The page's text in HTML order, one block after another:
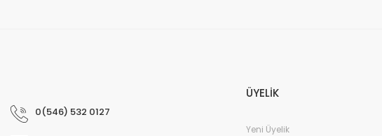
0(546) 532 0127
ÜYELİK
Yeni Üyelik